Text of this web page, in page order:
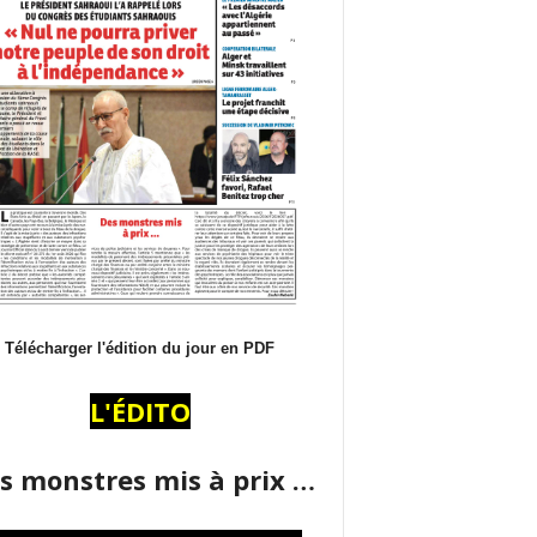
Télécharger l'édition du jour en PDF
L'ÉDITO
monstres mis à prix …